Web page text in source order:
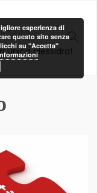
unica clessidra!
esperienza di
questo sito senza
su "Accetta"